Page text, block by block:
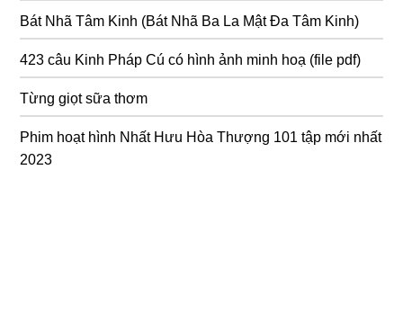
Bát Nhã Tâm Kinh (Bát Nhã Ba La Mật Đa Tâm Kinh)
423 câu Kinh Pháp Cú có hình ảnh minh hoạ (file pdf)
Từng giọt sữa thơm
Phim hoạt hình Nhất Hưu Hòa Thượng 101 tập mới nhất
2023